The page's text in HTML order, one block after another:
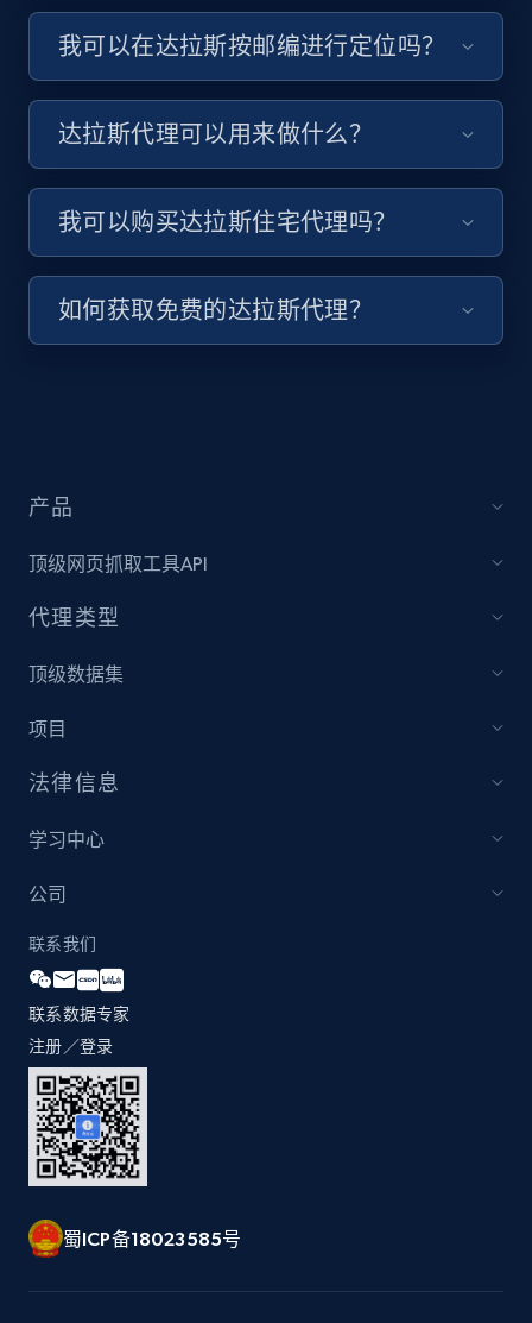
我可以在达拉斯按邮编进行定位吗？
达拉斯代理可以用来做什么？
我可以购买达拉斯住宅代理吗？
如何获取免费的达拉斯代理？
产品
顶级网页抓取工具API
代理类型
顶级数据集
项目
法律信息
学习中心
公司
联系我们
联系数据专家
注册／登录
蜀ICP备18023585号